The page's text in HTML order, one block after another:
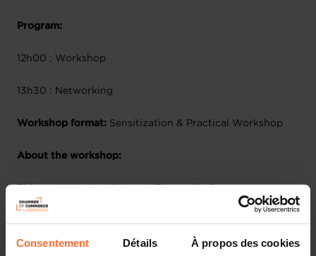
Consentement Détails À propos des cookies
Program:
12h00 : Workshop
13h30 : Networking
Workshop format: Sensitization & Practical Workshop
About the workshop:
We show live how hackers operate and how you can
network to e-commerce, software and mails, you will get
lots of practical tips and tricks in the field of IT security.